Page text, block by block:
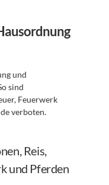
und
sind
Feuerwerk
verboten.
Reis,
und Pferden